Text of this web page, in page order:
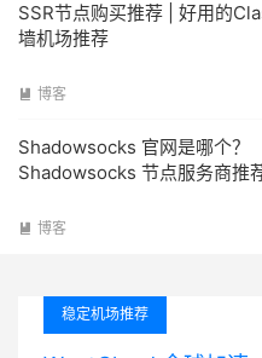
SSR节点购买推荐 | 好用的Clash
墙机场推荐
 博客
Shadowsocks 官网是哪个？
Shadowsocks 节点服务商推
 博客
稳定机场推荐